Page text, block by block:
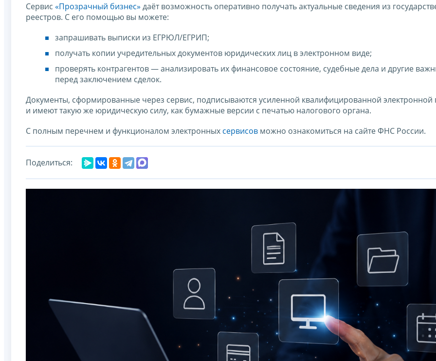
Сервис «Прозрачный бизнес» даёт возможность оперативно получать актуальные сведения из
реестров. С его помощью вы можете:
запрашивать выписки из ЕГРЮЛ/ЕГРИП;
получать копии учредительных документов юридических лиц в электронном виде;
проверять контрагентов — анализировать их финансовое состояние, судебные дела и другие
перед заключением сделок.
Документы, сформированные через сервис, подписываются усиленной квалифицированной
и имеют такую же юридическую силу, как бумажные версии с печатью налогового органа.
С полным перечнем и функционалом электронных сервисов можно ознакомиться на сайте ФНС России.
Поделиться: